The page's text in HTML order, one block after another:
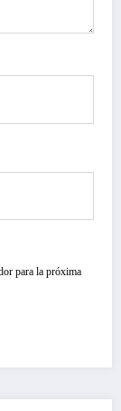
para la próxima